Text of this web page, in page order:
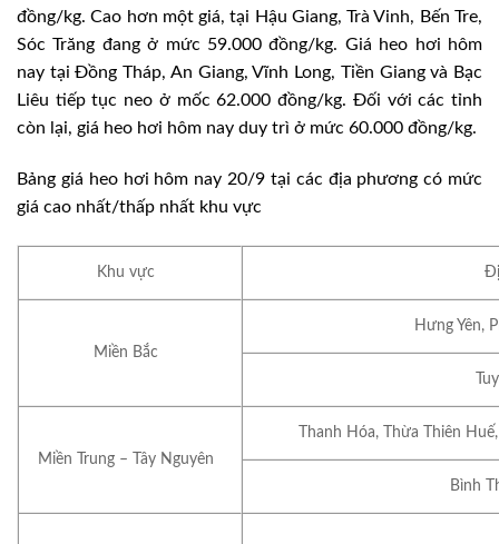
đồng/kg. Cao hơn một giá, tại Hậu Giang, Trà Vinh, Bến Tre,
Sóc Trăng đang ở mức 59.000 đồng/kg. Giá heo hơi hôm
nay tại Đồng Tháp, An Giang, Vĩnh Long, Tiền Giang và Bạc
Liêu tiếp tục neo ở mốc 62.000 đồng/kg. Đối với các tỉnh
còn lại, giá heo hơi hôm nay duy trì ở mức 60.000 đồng/kg.
Bảng giá heo hơi hôm nay 20/9 tại các địa phương có mức
giá cao nhất/thấp nhất khu vực
Khu vực
Miền Bắc
Hưng Yên,
Miền Trung – Tây Nguyên
Thanh Hóa, Thừa Thiên
Bình